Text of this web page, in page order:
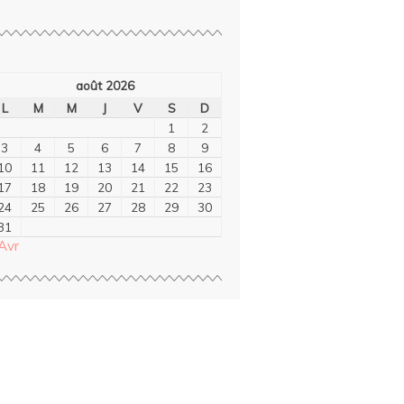
août 2026
L
M M J V S
D
1
2
3
4 5 6 7 8
9
11 12 13 14 15
16
18 19 20 21 22
23
25 26 27 28 29
30